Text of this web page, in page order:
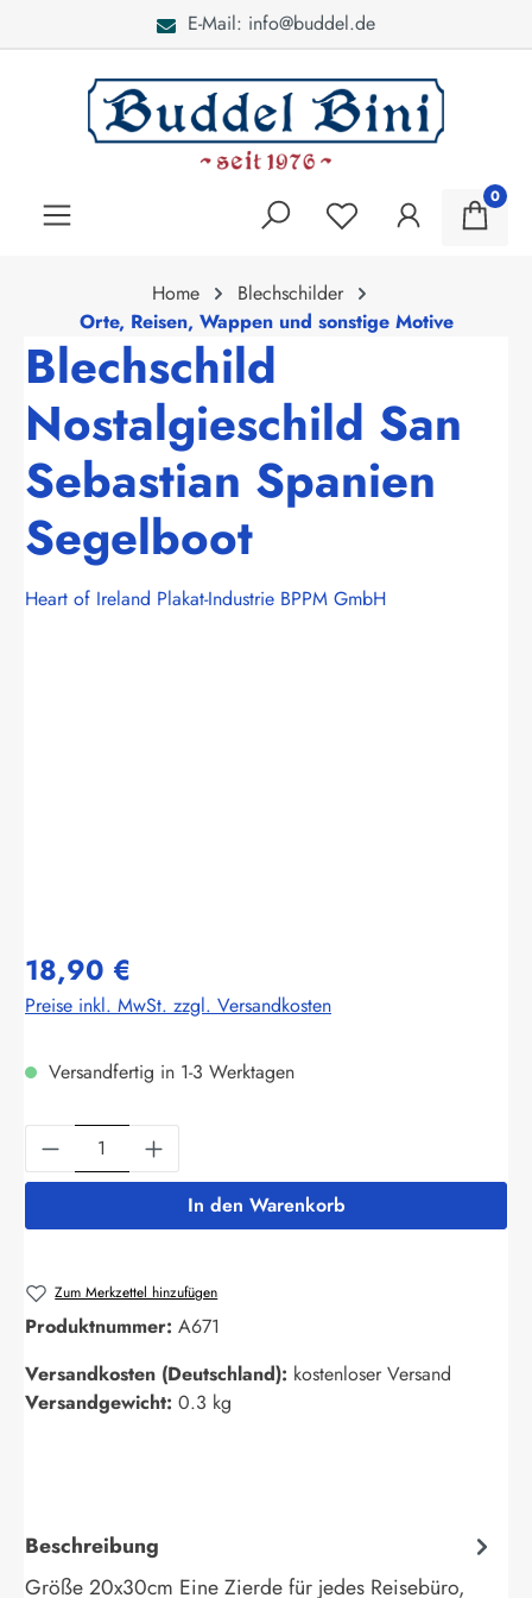
E-Mail: info@buddel.de
0
Home
Blechschilder
Orte, Reisen, Wappen und sonstige Motive
Blechschild
Nostalgieschild San
Sebastian Spanien
Segelboot
Heart of Ireland Plakat-Industrie BPPM GmbH
18,90 €
Preise inkl. MwSt. zzgl. Versandkosten
Versandfertig in 1-3 Werktagen
Produkt Anzahl: Gib den gewünschten
In den Warenkorb
Zum Merkzettel hinzufügen
Produktnummer: A671
Versandkosten (Deutschland): kostenloser Versand
Versandgewicht: 0.3 kg
Beschreibung
Größe 20x30cm Eine Zierde für jedes Reisebüro,